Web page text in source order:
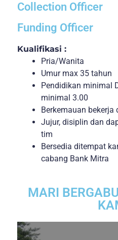
Collection Officer
Funding Officer
Kualifikasi :
Pria/Wanita
Umur max 35 tahun
Pendidikan minimal
minimal 3.00
Berkemauan bekerja
Jujur, disiplin dan
tim
Bersedia ditempat
cabang Bank Mitra
MARI